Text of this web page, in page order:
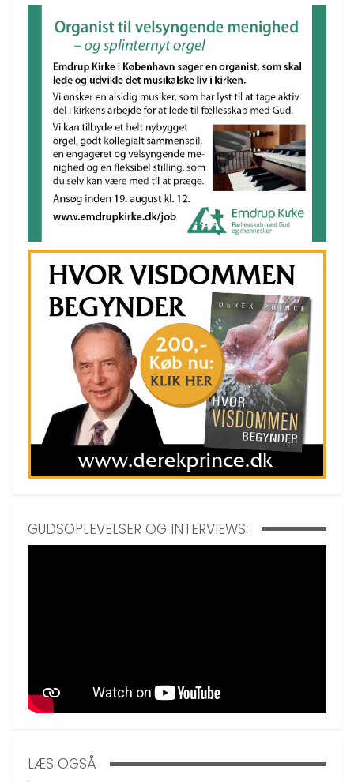
GUDSOPLEVELSER OG INTERVIEWS:
LÆS OGSÅ